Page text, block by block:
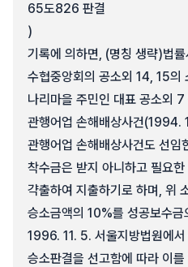
65도826 판결
)
기록에 의하면, (명칭 생략)법
수협중앙회의 공소외 14, 15의
나리마을 주민인 대표 공소외
관행어업 손해배상사건(1994.
관행어업 손해배상사건도 선임
착수금은 받지 아니하고 필요한
갹출하여 지출하기로 하며, 위
승소금액의 10%를 성공보수금
1996. 11. 5. 서울지방법원에
승소판결을 선고함에 따라 이